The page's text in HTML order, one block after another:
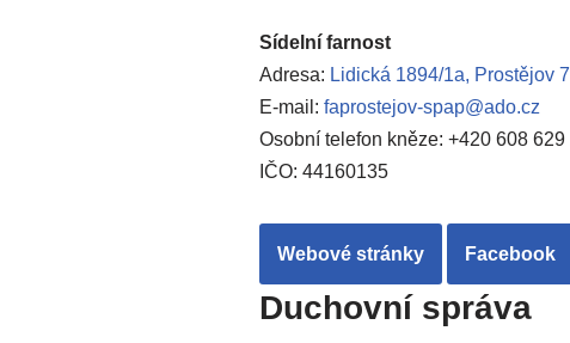
Sídelní farnost
Adresa: Lidická 1894/1a, Prostějov
E-mail: faprostejov-spap@ado.cz
Osobní telefon kněze: +420 608 629
IČO: 44160135
Webové stránky Facebook
Duchovní správa